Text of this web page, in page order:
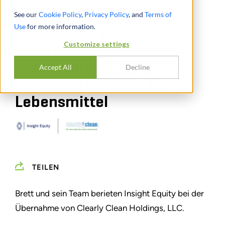
See ourCookie Policy, Privacy Policy, and Terms of
Usefor more information.
Customize settings
Accept All Decline
Beratung bei der
Übernahme eines
Herstellers von
wiederverwertbaren
Lebensmittel
TEILEN
Brett und sein Team berieten Insight Equity bei der
Übernahme von Clearly Clean Holdings, LLC.